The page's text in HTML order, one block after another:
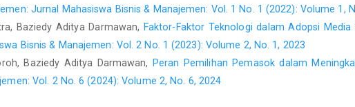
Dampaknya Bagi Kinerja UMK di
208-221.
Supriyanto, A. (2016) 'Dampak Media
pp. 100-109.
Tajudeen, F. P., Jaafar, N. I. and
Jurnal Mahasiswa Bisnis & Manajemen: Vol. 1 No. 1 (2022): Volume 1,
Baziedy Aditya Darmawan, Faktor-Faktor Teknologi dalam Adopsi
Bisnis & Manajemen: Vol. 2 No. 1 (2023): Volume 2, No. 1, 2023
Baziedy Aditya Darmawan,
Peran Pemilihan Pemasok dalam
Vol. 2 No. 6 (2024): Volume 2, No. 6, 2024